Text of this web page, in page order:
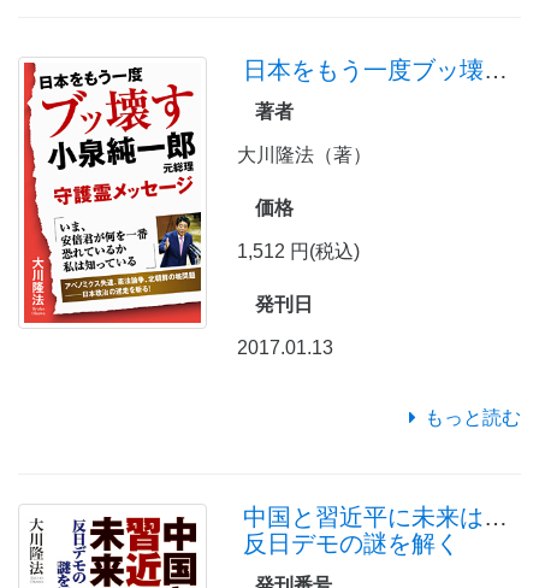
日本をもう一度ブッ壊す 小泉純一郎元総理守護霊メッセージ
著者
大川隆法（著）
価格
1,512 円(税込)
発刊日
2017.01.13
もっと読む
中国と習近平に未来はあるか
反日デモの謎を解く